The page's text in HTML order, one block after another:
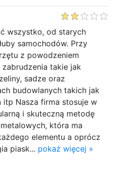
wszystko, od starych
samochodów. Przy
z powodzeniem
takie jak
sadze oraz
budowlanych takich jak
itp Nasza firma stosuje w
i skuteczną metodę
która ma
elementu a oprócz
piask... pokaż więcej »